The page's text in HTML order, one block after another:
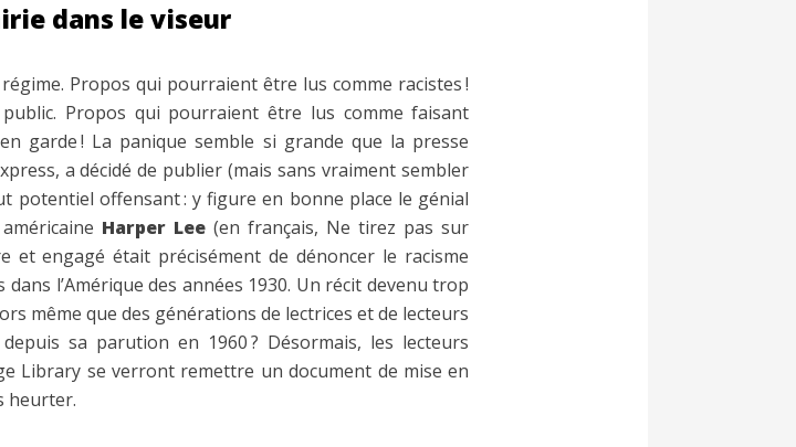
dans le viseur
Propos qui pourraient être lus comme racistes !
Propos qui pourraient être lus comme faisant
garde ! La panique semble si grande que la presse
a décidé de publier (mais sans vraiment sembler
potentiel offensant : y figure en bonne place le génial
Harper Lee (en français, Ne tirez pas sur
et engagé était précisément de dénoncer le racisme
l’Amérique des années 1930. Un récit devenu trop
même que des générations de lectrices et de lecteurs
sa parution en 1960 ? Désormais, les lecteurs
Library se verront remettre un document de mise en
heurter.